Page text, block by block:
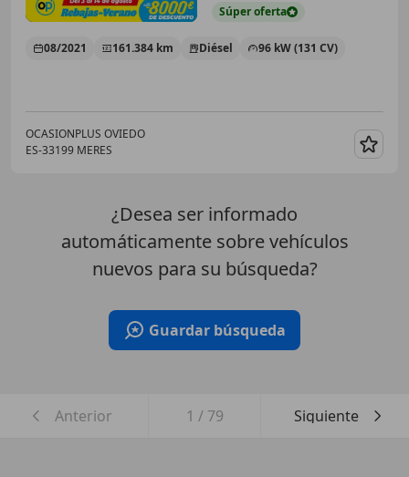
Súperoferta
08/2021 161.384 km Diésel 96 kW (131 CV)
OCASIONPLUS OVIEDO
ES-33199 MERES
¿Desea ser informado
automáticamente sobre vehículos
nuevos para su búsqueda?
Guardar búsqueda
Anterior 1 / 79 Siguiente